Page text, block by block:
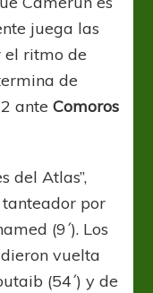
juega las
ritmo de
de
2 anteComoros
del Atlas”,
por
(9´). Los
vuelta
(54´) y de